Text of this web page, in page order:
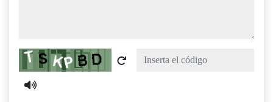
Captcha